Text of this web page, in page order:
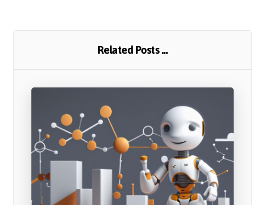
Related Posts ...